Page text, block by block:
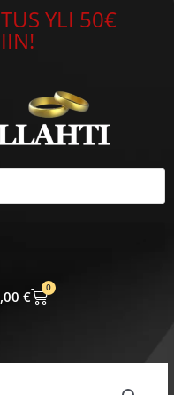
YLI 50€
€
0
CART